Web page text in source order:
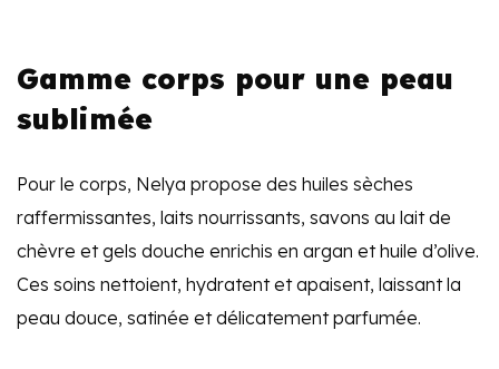
Gamme corps pour une peau
sublimée
Pour le corps, Nelya propose des huiles sèches
raffermissantes, laits nourrissants, savons au lait de
chèvre et gels douche enrichis en argan et huile d’olive.
Ces soins nettoient, hydratent et apaisent, laissant la
peau douce, satinée et délicatement parfumée.